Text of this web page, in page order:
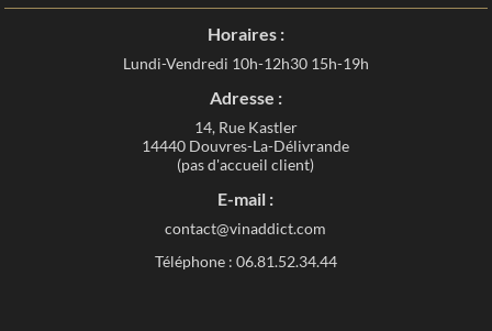
Horaires :
Lundi-Vendredi 10h-12h30 15h-19h
Adresse :
14, Rue Kastler
14440 Douvres-La-Délivrande
(pas d'accueil client)
E-mail :
contact@vinaddict.com
Téléphone : 06.81.52.34.44